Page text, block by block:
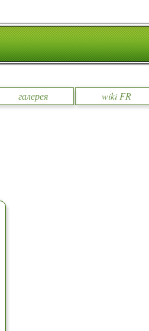
галерея wiki FR